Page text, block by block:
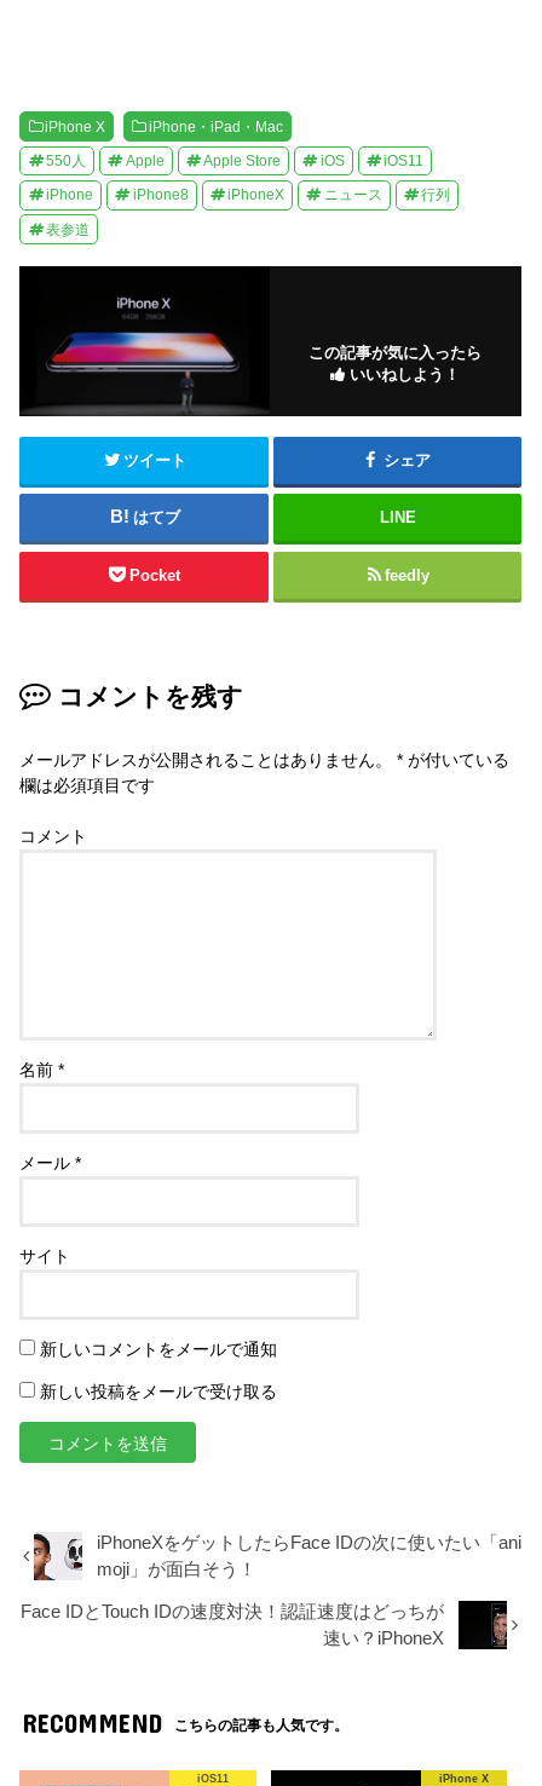
iPhone X iPhone・iPad・Mac
550人 Apple Apple Store iOS iOS11
iPhone iPhone8 iPhoneX ニュース 行列
表参道
この記事が気に入ったら
いいねしよう！
ツイート シェア
はてブ LINE
Pocket feedly
コメントを残す
メールアドレスが公開されることはありません。 * が付いている
欄は必須項目です
コメント
名前*
メール*
サイト
新しいコメントをメールで通知
新しい投稿をメールで受け取る
iPhoneXをゲットしたらFace IDの次に使いたい「ani
moji」が面白そう！
Face IDとTouch IDの速度対決！認証速度はどっちが
速い？iPhoneX
RECOMMEND こちらの記事も人気です。
iOS11 iPhone X